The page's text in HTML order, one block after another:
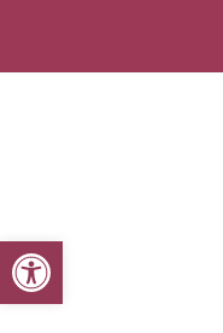
פתח סרגל נגישות